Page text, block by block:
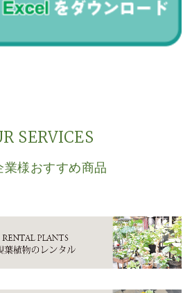
SERVICES
業様おすすめ商品